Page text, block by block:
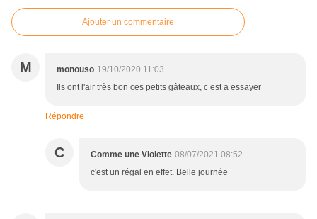
Ajouter un commentaire
M monouso 19/10/2020 11:03
Ils ont l'air très bon ces petits gâteaux, c est a essayer
Répondre
C Comme une Violette 08/07/2021 08:52
c'est un régal en effet. Belle journée